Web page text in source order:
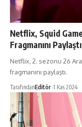
Netflix, Squid
Fragmanını Paylaştı
Netflix, 2. sezonu 26
fragmanını paylaştı.
TarafındanEditör 1 Kas 2024